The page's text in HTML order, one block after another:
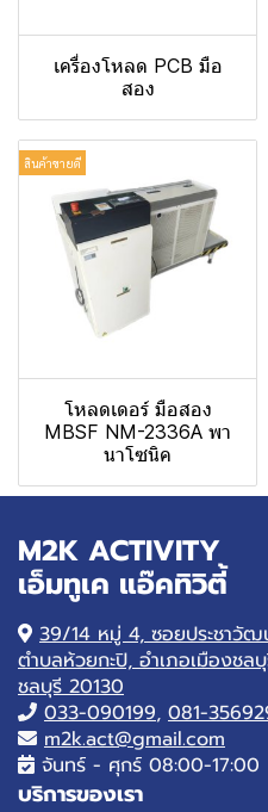
เครื่องโหลด PCB มือ
สอง
สินค้าขายดี
โหลดเดอร์ มือสอง
MBSF NM-2336A พา
นาโซนิค
M2K ACTIVITY
เอ็มทูเค แอ๊คทิวิตี้
39/14 หมู่ 4, ซอยประชาวัฒ
ตำบลห้วยกะปิ, อำเภอเมืองชล
ชลบุรี 20130
033-090199, 081-
m2k.act@gmail.com
จันทร์ - ศุกร์ 08:00-17:00
บริการของเรา